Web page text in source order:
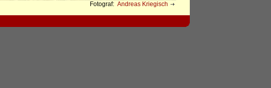
Fotograf: Andreas Kriegisch